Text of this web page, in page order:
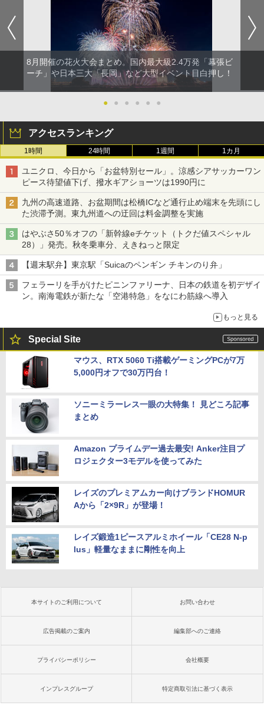
8月開催の花火大会まとめ。国内最大級2.4万発「幕張ビ
ーチ」や日本三大「長岡」など大型イベント目白押し！
● ● ● ● ● ●
アクセスランキング
1時間 24時間 1週間 1カ月
ユニクロ、今日から「お盆特別セール」。涼感シアサッカーワン
ピース待望値下げ、撥水ギアショーツは1990円に
九州の高速道路、お盆期間は松橋ICなど通行止め端末を先頭にし
た渋滞予測。東九州道への迂回は料金調整を実施
はやぶさ50％オフの「新幹線eチケット（トクだ値スペシャル
28）」発売。秋冬乗車分、えきねっと限定
【週末駅弁】東京駅「Suicaのペンギン チキンのり弁」
フェラーリを手がけたピニンファリーナ、日本の鉄道を初デザイ
ン。南海電鉄が新たな「空港特急」をなにわ筋線へ導入
もっと見る
Special Site
マウス、RTX 5060 Ti搭載ゲーミングPCが7万
5,000円オフで30万円台！
ソニーミラーレス一眼の大特集！ 見どころ記事
まとめ
Amazon プライムデー過去最安! Anker注目プ
ロジェクター3モデルを使ってみた
レイズのプレミアムカー向けブランドHOMUR
Aから「2×9R」が登場！
レイズ鍛造1ピースアルミホイール「CE28 N-p
lus」軽量なままに剛性を向上
本サイトのご利用について お問い合わせ
広告掲載のご案内 編集部へのご連絡
プライバシーポリシー 会社概要
インプレスグループ 特定商取引法に基づく表示